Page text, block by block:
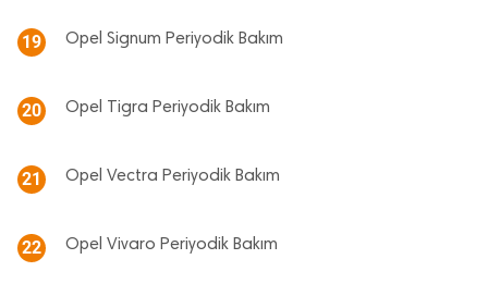
19 Opel Signum Periyodik Bakım
20 Opel Tigra Periyodik Bakım
21 Opel Vectra Periyodik Bakım
22 Opel Vivaro Periyodik Bakım